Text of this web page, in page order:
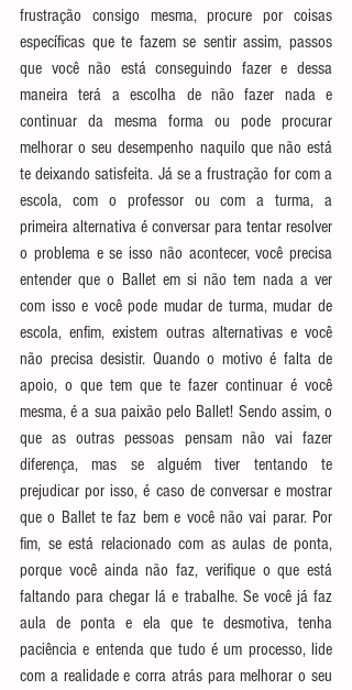
frustração consigo mesma, procure por coisas
específicas que te fazem se sentir assim, passos
que você não está conseguindo fazer e dessa
maneira terá a escolha de não fazer nada e
continuar da mesma forma ou pode procurar
melhorar o seu desempenho naquilo que não está
te deixando satisfeita. Já se a frustração for com a
escola, com o professor ou com a turma, a
primeira alternativa é conversar para tentar resolver
o problema e se isso não acontecer, você precisa
entender que o Ballet em si não tem nada a ver
com isso e você pode mudar de turma, mudar de
escola, enfim, existem outras alternativas e você
não precisa desistir. Quando o motivo é falta de
apoio, o que tem que te fazer continuar é você
mesma, é a sua paixão pelo Ballet! Sendo assim, o
que as outras pessoas pensam não vai fazer
diferença, mas se alguém tiver tentando te
prejudicar por isso, é caso de conversar e mostrar
que o Ballet te faz bem e você não vai parar. Por
fim, se está relacionado com as aulas de ponta,
porque você ainda não faz, verifique o que está
faltando para chegar lá e trabalhe. Se você já faz
aula de ponta e ela que te desmotiva, tenha
paciência e entenda que tudo é um processo, lide
com a realidade e corra atrás para melhorar o seu